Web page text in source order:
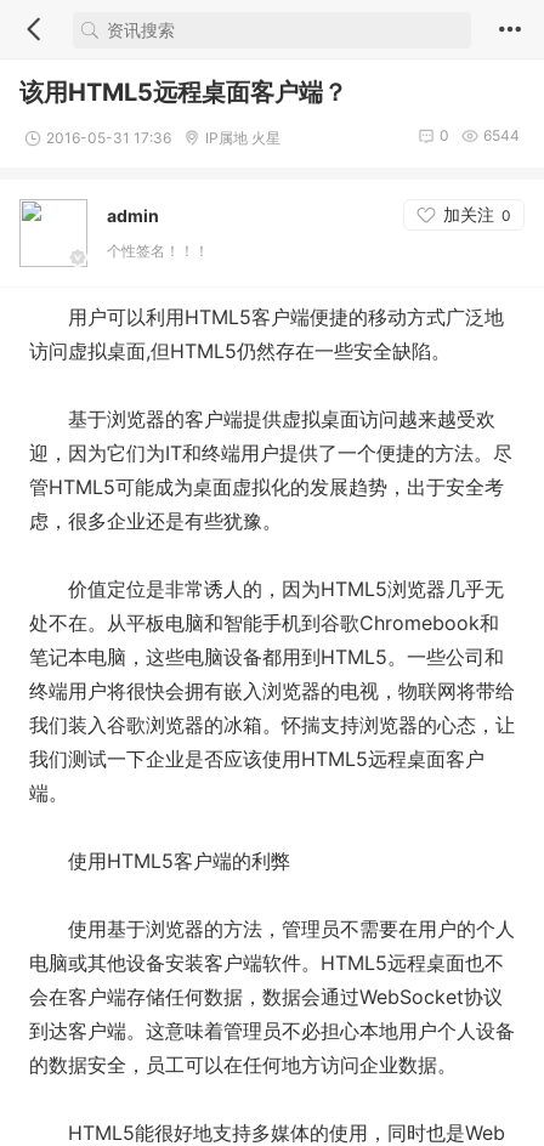
该用HTML5远程桌面客户端？
2016-05-31 17:36 IP属地 火星 6544
0
admin 加关注 0
个性签名！！！
用户可以利用HTML5客户端便捷的移动方式广泛地
访问虚拟桌面,但HTML5仍然存在一些安全缺陷。
基于浏览器的客户端提供虚拟桌面访问越来越受欢
迎，因为它们为IT和终端用户提供了一个便捷的方法。尽
管HTML5可能成为桌面虚拟化的发展趋势，出于安全考
虑，很多企业还是有些犹豫。
价值定位是非常诱人的，因为HTML5浏览器几乎无
处不在。从平板电脑和智能手机到谷歌Chromebook和
笔记本电脑，这些电脑设备都用到HTML5。一些公司和
终端用户将很快会拥有嵌入浏览器的电视，物联网将带给
我们装入谷歌浏览器的冰箱。怀揣支持浏览器的心态，让
我们测试一下企业是否应该使用HTML5远程桌面客户
端。
使用HTML5客户端的利弊
使用基于浏览器的方法，管理员不需要在用户的个人
电脑或其他设备安装客户端软件。HTML5远程桌面也不
会在客户端存储任何数据，数据会通过WebSocket协议
到达客户端。这意味着管理员不必担心本地用户个人设备
的数据安全，员工可以在任何地方访问企业数据。
HTML5能很好地支持多媒体的使用，同时也是Web